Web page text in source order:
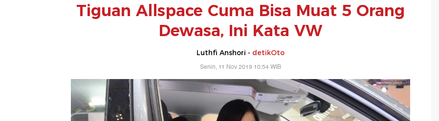
Tiguan Allspace Cuma Bisa Muat 5 Orang
Dewasa, Ini Kata VW
Luthfi Anshori - detikOto
Senin, 11 Nov 2019 10:54 WIB